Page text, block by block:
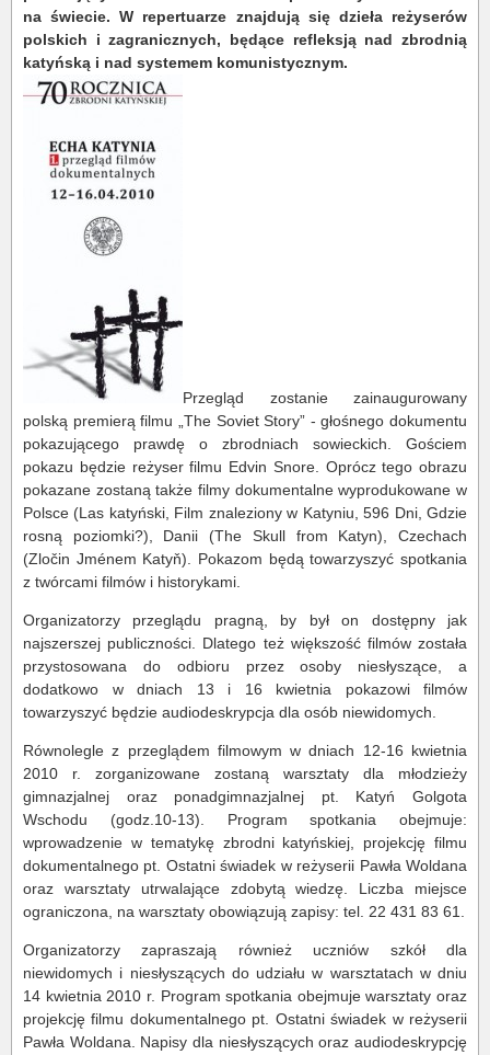
na świecie. W repertuarze znajdują się dzieła reżyserów
polskich i zagranicznych, będące refleksją nad zbrodnią
katyńską i nad systemem komunistycznym.
Przegląd zostanie zainaugurowany
polską premierą filmu „The Soviet Story” - głośnego dokumentu
pokazującego prawdę o zbrodniach sowieckich. Gościem
pokazu będzie reżyser filmu Edvin Snore. Oprócz tego obrazu
pokazane zostaną także filmy dokumentalne wyprodukowane w
Polsce (Las katyński, Film znaleziony w Katyniu, 596 Dni, Gdzie
rosną poziomki?), Danii (The Skull from Katyn), Czechach
(Zločin Jménem Katyň). Pokazom będą towarzyszyć spotkania
z twórcami filmów i historykami.
Organizatorzy przeglądu pragną, by był on dostępny jak
najszerszej publiczności. Dlatego też większość filmów została
przystosowana do odbioru przez osoby niesłyszące, a
dodatkowo w dniach 13 i 16 kwietnia pokazowi filmów
towarzyszyć będzie audiodeskrypcja dla osób niewidomych.
Równolegle z przeglądem filmowym w dniach 12-16 kwietnia
2010 r. zorganizowane zostaną warsztaty dla młodzieży
gimnazjalnej oraz ponadgimnazjalnej pt. Katyń Golgota
Wschodu (godz.10-13). Program spotkania obejmuje:
wprowadzenie w tematykę zbrodni katyńskiej, projekcję filmu
dokumentalnego pt. Ostatni świadek w reżyserii Pawła Woldana
oraz warsztaty utrwalające zdobytą wiedzę. Liczba miejsce
ograniczona, na warsztaty obowiązują zapisy: tel. 22 431 83 61.
Organizatorzy zapraszają również uczniów szkół dla
niewidomych i niesłyszących do udziału w warsztatach w dniu
14 kwietnia 2010 r. Program spotkania obejmuje warsztaty oraz
projekcję filmu dokumentalnego pt. Ostatni świadek w reżyserii
Pawła Woldana. Napisy dla niesłyszących oraz audiodeskrypcję